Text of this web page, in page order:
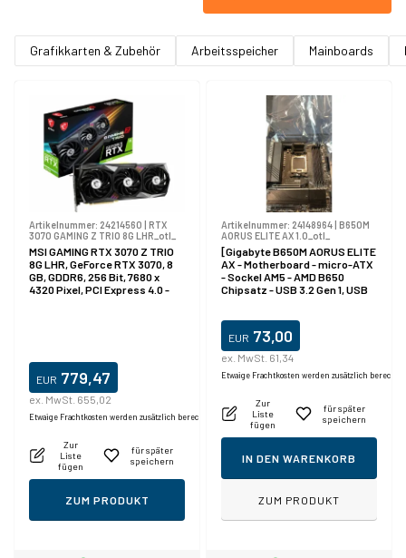
Grafikkarten & Zubehör Arbeitsspeicher Mainboards
Artikelnummer: 24214560 | RTX
3070 GAMING Z TRIO 8G LHR_otl_
MSI GAMING RTX 3070 Z TRIO
8G LHR, GeForce RTX 3070, 8
GB, GDDR6, 256 Bit, 7680 x
4320 Pixel, PCI Express 4.0 -
EUR 779,47
ex. MwSt. 655,02
Etwaige Frachtkosten werden zusätzlich berechnet.
Zur
Liste
fügen
für später
speichern
ZUM PRODUKT
Artikelnummer: 24148964| B650M
AORUS ELITE AX 1.0_otl_
[Gigabyte B650M AORUS ELITE
AX - Motherboard - micro-ATX
- Sockel AM5 - AMD B650
Chipsatz - USB 3.2 Gen 1, USB
Onboard-Grafik (CPU
erforderlich) - High Definition
Audio (7.1 Kanal)
EUR 73,00
ex. MwSt. 61,34
Etwaige Frachtkosten werden zusätzlich
Zur
Liste
fügen
für später
speichern
IN DEN WARENKORB
ZUM PRODUKT